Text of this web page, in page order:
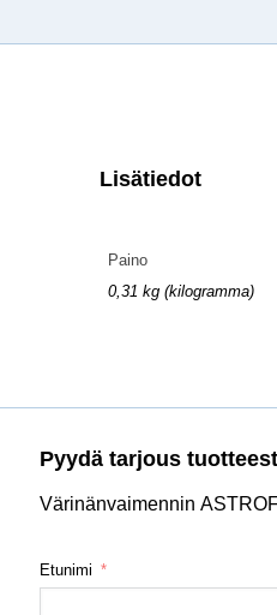
Lisätiedot
Paino
0,31 kg (kilogramma)
Pyydä tarjous
Värinänvaimennin
Etunimi